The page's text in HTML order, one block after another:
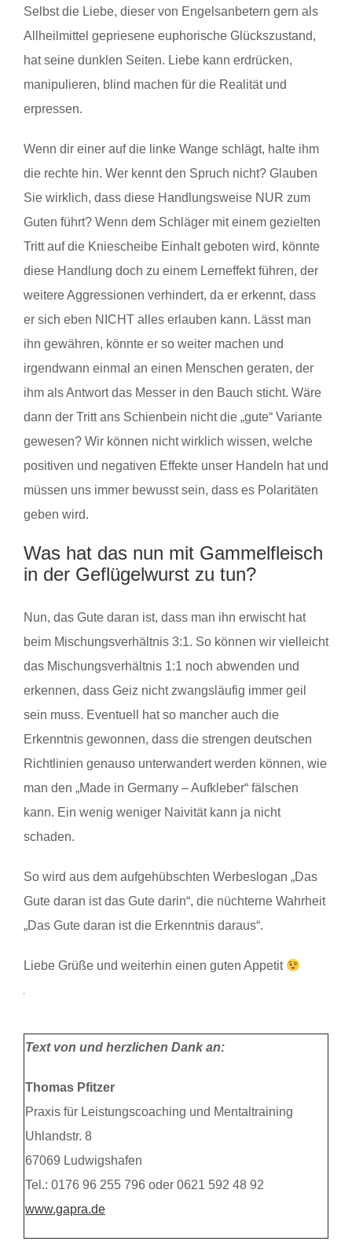
Selbst die Liebe, dieser von Engelsanbetern gern als
Allheilmittel gepriesene euphorische Glückszustand,
hat seine dunklen Seiten. Liebe kann erdrücken,
manipulieren, blind machen für die Realität und
erpressen.
Wenn dir einer auf die linke Wange schlägt, halte ihm
die rechte hin. Wer kennt den Spruch nicht? Glauben
Sie wirklich, dass diese Handlungsweise NUR zum
Guten führt? Wenn dem Schläger mit einem gezielten
Tritt auf die Kniescheibe Einhalt geboten wird, könnte
diese Handlung doch zu einem Lerneffekt führen, der
weitere Aggressionen verhindert, da er erkennt, dass
er sich eben NICHT alles erlauben kann. Lässt man
ihn gewähren, könnte er so weiter machen und
irgendwann einmal an einen Menschen geraten, der
ihm als Antwort das Messer in den Bauch sticht. Wäre
dann der Tritt ans Schienbein nicht die „gute“ Variante
gewesen? Wir können nicht wirklich wissen, welche
positiven und negativen Effekte unser Handeln hat und
müssen uns immer bewusst sein, dass es Polaritäten
geben wird.
Was hat das nun mit Gammelfleisch
in der Geflügelwurst zu tun?
Nun, das Gute daran ist, dass man ihn erwischt hat
beim Mischungsverhältnis 3:1. So können wir vielleicht
das Mischungsverhältnis 1:1 noch abwenden und
erkennen, dass Geiz nicht zwangsläufig immer geil
sein muss. Eventuell hat so mancher auch die
Erkenntnis gewonnen, dass die strengen deutschen
Richtlinien genauso unterwandert werden können, wie
man den „Made in Germany – Aufkleber“ fälschen
kann. Ein wenig weniger Naivität kann ja nicht
schaden.
So wird aus dem aufgehübschten Werbeslogan „Das
Gute daran ist das Gute darin“, die nüchterne Wahrheit
„Das Gute daran ist die Erkenntnis daraus“.
Liebe Grüße und weiterhin einen guten Appetit
Text von und herzlichen Dank an:
Thomas Pfitzer
Praxis für Leistungscoaching und Mentaltraining
Uhlandstr. 8
67069 Ludwigshafen
Tel.: 0176 96 255 796 oder 0621 592 48 92
www.gapra.de